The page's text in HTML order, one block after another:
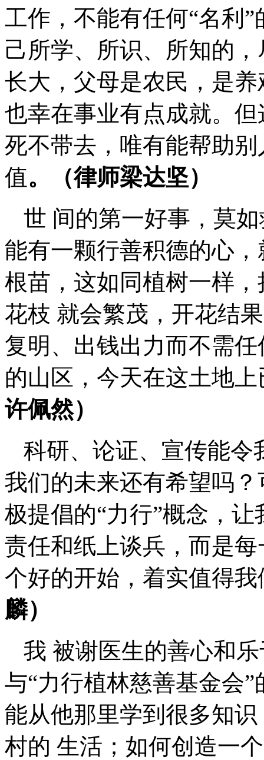
工作，不能有任何“名利
己所学、所识、所知的
长大，父母是农民，是
也幸在事业有点成就。
死不带去，唯有能帮助
值。（律师梁达坚）
世 间的第一好事，莫
能有一颗行善积德的心
根苗，这如同植树一样
花枝 就会繁茂，开花结
复明、出钱出力而不需
的山区，今天在这土地
许佩然）
科研、论证、宣传能令
我们的未来还有希望吗
极提倡的“力行”概念，
责任和纸上谈兵，而是
个好的开始，着实值得
麟）
我 被谢医生的善心和
与“力行植林慈善基金会
能从他那里学到很多知
村的 生活；如何创造一